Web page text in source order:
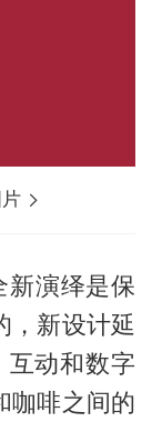
新演绎是保
，新设计延
动和数字
咖啡之间的